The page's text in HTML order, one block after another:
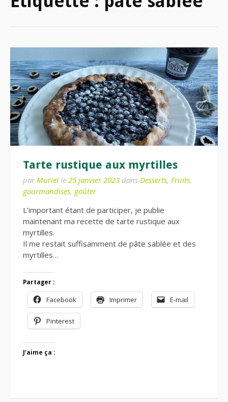
Tarte rustique aux myrtilles
par Muriel le 25 janvier 2023 dans Desserts, Fruits,
gourmandises, goûter
L’important étant de participer, je publie
maintenant ma recette de tarte rustique aux
myrtilles.
Il me restait suffisamment de pâte sablée et des
myrtilles…
Partager :
Facebook Imprimer E-mail
Pinterest
J’aime ça :